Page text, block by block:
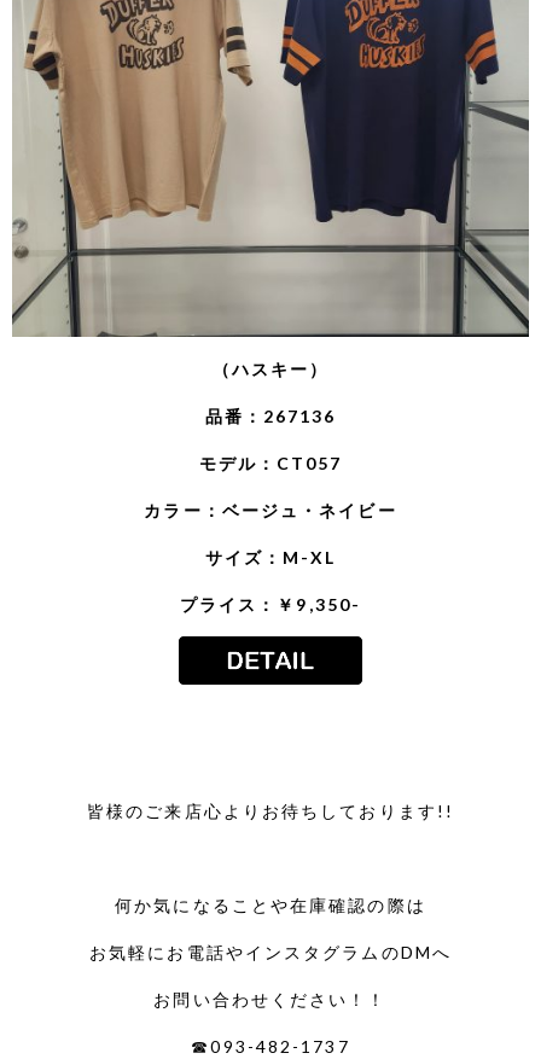
（ハスキー）
品番：267136
モデル：CT057
カラー：ベージュ・ネイビー
サイズ：M-XL
プライス：￥9,350-
皆様のご来店心よりお待ちしております!!
何か気になることや在庫確認の際は
お気軽にお電話やインスタグラムのDMへ
お問い合わせください！！
☎093-482-1737